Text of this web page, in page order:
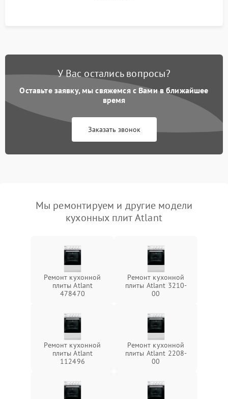
У Вас остались вопросы?
Оставьте заявку, мы свяжемся с Вами в ближайшее
время
Заказать звонок
Мы ремонтируем и другие модели
кухонных плит Atlant
Ремонт кухонной
плиты Atlant
478470
Ремонт кухонной
плиты Atlant 3210-
00
Ремонт кухонной
плиты Atlant
112496
Ремонт кухонной
плиты Atlant 2208-
00